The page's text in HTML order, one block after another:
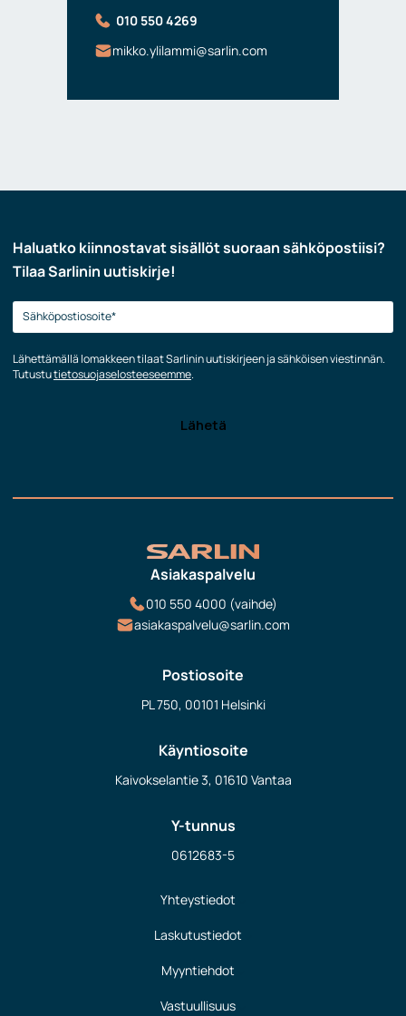
010 550 4269
mikko.ylilammi@sarlin.com
Haluatko kiinnostavat sisällöt suoraan sähköpostiisi?
Tilaa Sarlinin uutiskirje!
Lähettämällä lomakkeen tilaat Sarlinin uutiskirjeen ja sähköisen viestinnän.
Tutustutietosuojaselosteeseemme.
Asiakaspalvelu
010 550 4000 (vaihde)
asiakaspalvelu@sarlin.com
Postiosoite
PL 750, 00101 Helsinki
Käyntiosoite
Kaivokselantie 3, 01610 Vantaa
Y-tunnus
0612683-5
Yhteystiedot
Laskutustiedot
Myyntiehdot
Vastuullisuus